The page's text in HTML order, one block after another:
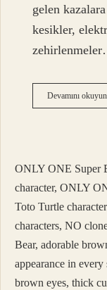
gelen
kesikler,
Devamını okuyun
ONLY ONE Super
character, ONLY
Toto Turtle
characters, NO
Bear, adorable
appearance in
brown eyes, thick